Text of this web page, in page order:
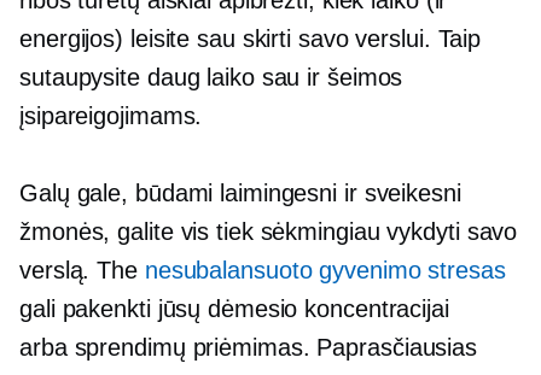
energijos) leisite sau skirti savo verslui. Taip
sutaupysite daug laiko sau ir šeimos
įsipareigojimams.
Galų gale, būdami laimingesni ir sveikesni
žmonės, galite vis tiek sėkmingiau vykdyti savo
verslą. The nesubalansuoto gyvenimo stresas
gali pakenkti jūsų dėmesio koncentracijai
arba sprendimų priėmimas. Paprasčiausias